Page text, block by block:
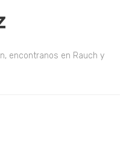
encontranos en Rauch y